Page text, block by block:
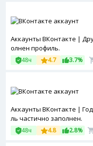
Аккаунты ВКонтакте |
олнен профиль.
48ч 4.7 3.7%
Аккаунты ВКонтакте |
ль частично заполнен.
48ч 4.8 2.8%